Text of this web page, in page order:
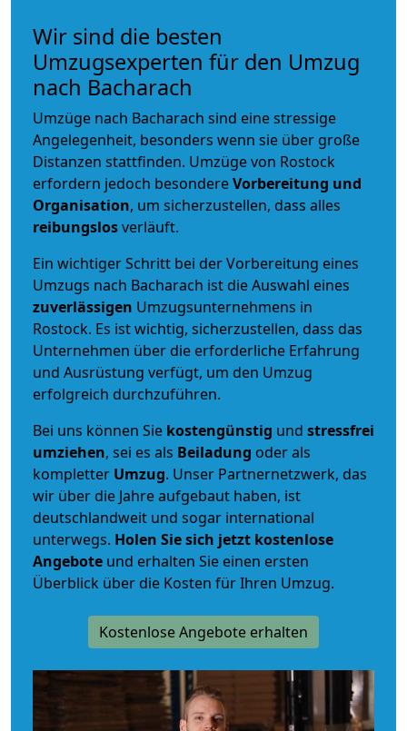
Wir sind die besten
Umzugsexperten für den Umzug
nach Bacharach
Umzüge nach Bacharach sind eine stressige
Angelegenheit, besonders wenn sie über große
Distanzen stattfinden. Umzüge von Rostock
erfordern jedoch besondereVorbereitung und
Organisation, um sicherzustellen, dass alles
reibungslosverläuft.
Ein wichtiger Schritt bei der Vorbereitung eines
Umzugs nach Bacharach ist die Auswahl eines
zuverlässigen Umzugsunternehmens in
Rostock. Es ist wichtig, sicherzustellen, dass das
Unternehmen über die erforderliche Erfahrung
und Ausrüstung verfügt, um den Umzug
erfolgreich durchzuführen.
Bei uns können Sie kostengünstig und stressfrei
umziehen, sei es als Beiladung oder als
kompletter Umzug. Unser Partnernetzwerk, das
wir über die Jahre aufgebaut haben, ist
deutschlandweit und sogar international
unterwegs. Holen Sie sich jetzt kostenlose
Angebote und erhalten Sie einen ersten
Überblick über die Kosten für Ihren Umzug.
Kostenlose Angebote erhalten